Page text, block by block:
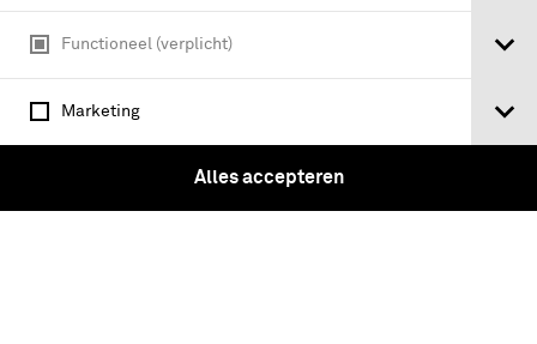
Functioneel (verplicht)
Marketing
Alles accepteren
InstagramFacebook
Over ons